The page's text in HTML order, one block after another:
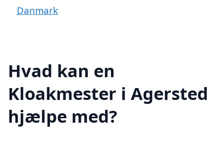
Danmark
Hvad kan en
Kloakmester i Agersted
hjælpe med?